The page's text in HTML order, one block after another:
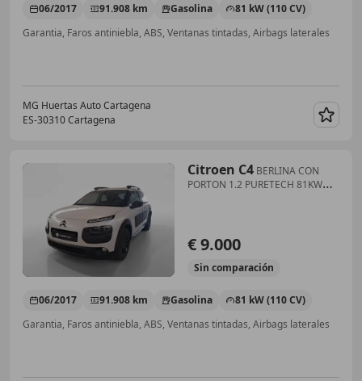
06/2017 91.908 km Gasolina
81 kW (110 CV)
Garantia, Faros antiniebla, ABS, Ventanas tintadas, Airbags laterales
MG Huertas Auto Cartagena
ES-30310 Cartagena
Citroen C4 BERLINA CON
PORTON 1.2 PURETECH 81KW
€ 9.000
Sin comparación
06/2017 91.908 km Gasolina
81 kW (110 CV)
Garantia, Faros antiniebla, ABS, Ventanas tintadas, Airbags laterales